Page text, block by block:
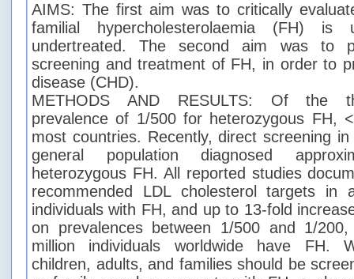
AIMS: The first aim was to critically
familial hypercholesterolaemia (FH) is
undertreated. The second aim was to
screening and treatment of FH, in order to
disease (CHD).
METHODS AND RESULTS: Of the
prevalence of 1/500 for heterozygous FH,
most countries. Recently, direct screening
general population diagnosed
heterozygous FH. All reported studies
recommended LDL cholesterol targets in
individuals with FH, and up to 13-fold
on prevalences between 1/500 and 1/
million individuals worldwide have FH.
children, adults, and families should be